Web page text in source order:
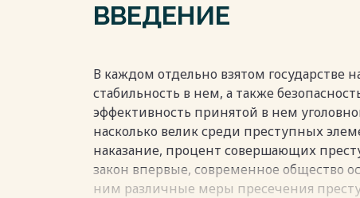
Весь текст будет доступен
ВВЕДЕНИЕ
В каждом отдельно взятом государстве
стабильность в нем, а также
эффективность принятой в нем
насколько велик среди преступных
наказание, процент совершающих
закон впервые, современное общество
ним различные меры пресечения